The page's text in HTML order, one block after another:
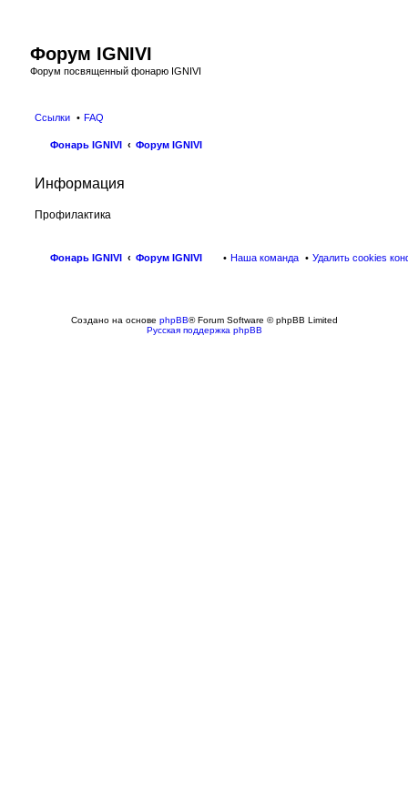
Форум IGNIVI
Форум посвященный фонарю IGNIVI
Ссылки FAQ
Фонарь IGNIVI Форум IGNIVI
Информация
Профилактика
Фонарь IGNIVI Форум IGNIVI Удалить cookies
Наша команда
Создано на основе phpBB® Forum Software © phpBB Limited
Русская поддержка phpBB